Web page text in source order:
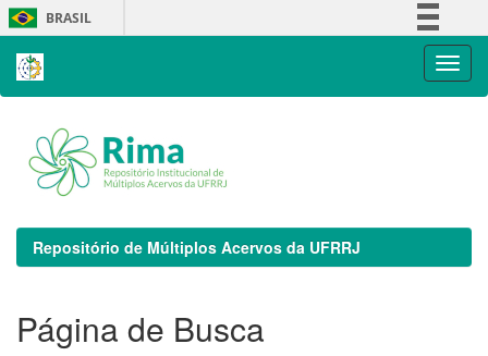
Skip
navigation
BRASIL
Repositório de Múltiplos Acervos da UFRRJ
Página de Busca